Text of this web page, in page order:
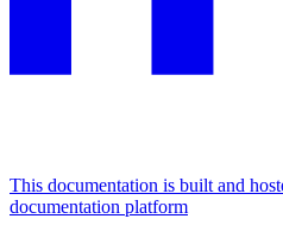
This documentation is built and
documentation platform